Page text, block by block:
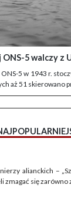
ONS-5 walczy z
5 w 1943 r.
aż 51 skierowano
alianckich –
zmagać się zarówno